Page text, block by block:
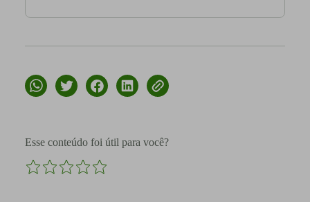
Esse conteúdo foi útil para você?